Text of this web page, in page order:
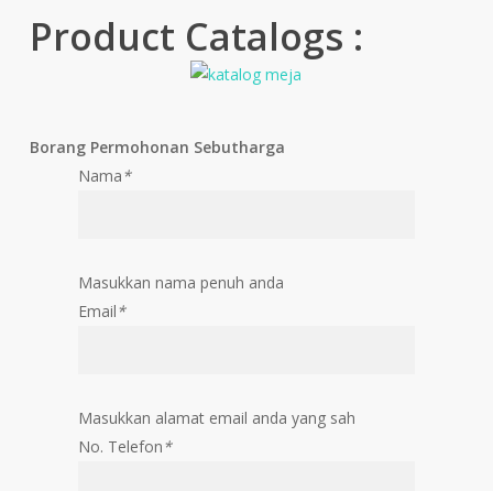
Product Catalogs :
Borang Permohonan Sebutharga
Nama*
Masukkan nama penuh anda
Email*
Masukkan alamat email anda yang sah
No. Telefon*